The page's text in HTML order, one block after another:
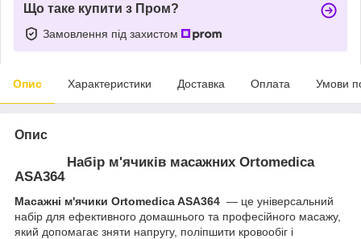
Що таке купити з Пром?
Замовлення під захистом
Опис Характеристики Доставка Оплата Умови
Опис
Набір м'ячиків масажних Ortomedica
ASA364
Масажні м'ячики Ortomedica ASA364 — це універсальний
набір для ефективного домашнього та професійного масажу,
який допомагає зняти напругу, поліпшити кровообіг і